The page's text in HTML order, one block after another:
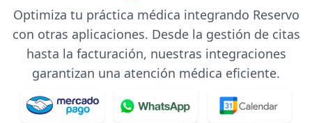
Optimiza tu práctica médica integrando Reservo
con otras aplicaciones. Desde la gestión de citas
hasta la facturación, nuestras integraciones
garantizan una atención médica eficiente.